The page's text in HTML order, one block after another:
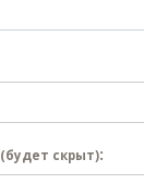
(будет скрыт):